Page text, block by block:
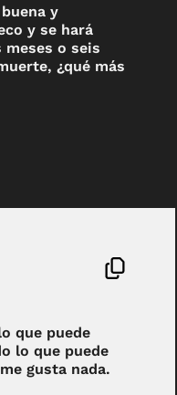
y
y se hará
meses o seis
¿qué más
que puede
lo que puede
gusta nada.